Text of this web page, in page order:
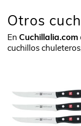
Otros
En Cuchillalia.com
cuchillos